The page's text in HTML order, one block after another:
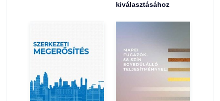
kiválasztásához